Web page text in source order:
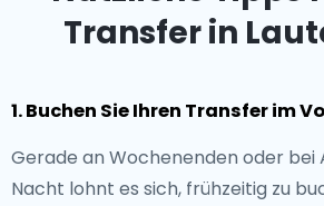
Transfer in
1. Buchen Sie Ihren Transfer im
Gerade an Wochenenden oder bei
Nacht lohnt es sich, frühzeitig zu